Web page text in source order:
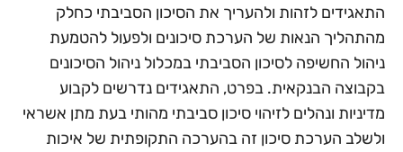
התאגידים לזהות ולהעריך את הסיכון הסביבתי כחלק
מהתהליך הנאות של הערכת סיכונים ולפעול להטמעת
ניהול החשיפה לסיכון הסביבתי במכלול ניהול הסיכונים
בקבוצה הבנקאית. בפרט, התאגידים נדרשים לקבוע
מדיניות ונהלים לזיהוי סיכון סביבתי מהותי בעת מתן אשראי
ולשלב הערכת סיכון זה בהערכה התקופתית של איכות